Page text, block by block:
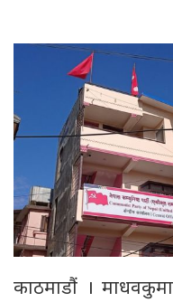
काठमाडौं ।